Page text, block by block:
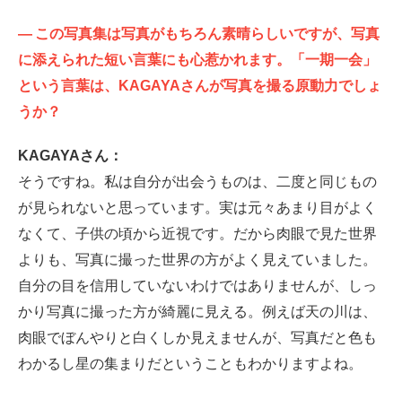
— この写真集は写真がもちろん素晴らしいですが、写真
に添えられた短い言葉にも心惹かれます。「一期一会」
という言葉は、KAGAYAさんが写真を撮る原動力でしょ
うか？
KAGAYAさん：
そうですね。私は自分が出会うものは、二度と同じもの
が見られないと思っています。実は元々あまり目がよく
なくて、子供の頃から近視です。だから肉眼で見た世界
よりも、写真に撮った世界の方がよく見えていました。
自分の目を信用していないわけではありませんが、しっ
かり写真に撮った方が綺麗に見える。例えば天の川は、
肉眼でぼんやりと白くしか見えませんが、写真だと色も
わかるし星の集まりだということもわかりますよね。